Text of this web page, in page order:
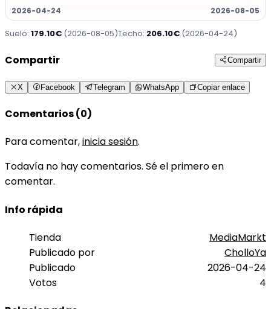
2026-04-24 2026-08-05
Suelo: 179.10€ (2026-08-05)Techo: 206.10€ (2026-04-24)
Compartir Compartir
X Facebook Telegram WhatsApp Copiar enlace
Comentarios (0)
Para comentar,inicia sesión.
Todavía no hay comentarios. Sé el primero en
comentar.
Info rápida
Tienda
MediaMarkt
Publicado por
CholloYa
Publicado
2026-04-24
Votos
4